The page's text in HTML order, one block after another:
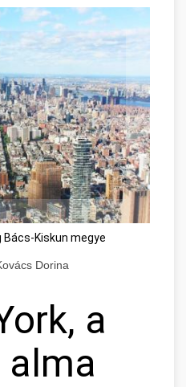
Bács-Kiskun megye
Dorina
a
alma